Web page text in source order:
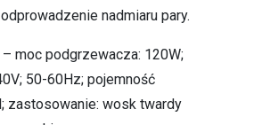
nadmiaru pary.
– moc podgrzewacza: 120W;
50-60Hz; pojemność
zastosowanie: wosk twardy